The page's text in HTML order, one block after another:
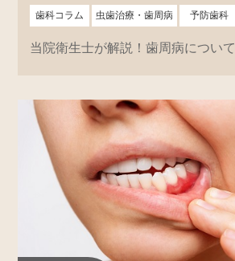
歯科コラム 虫歯治療・歯周病 予防歯科
当院衛生士が解説！歯周病について